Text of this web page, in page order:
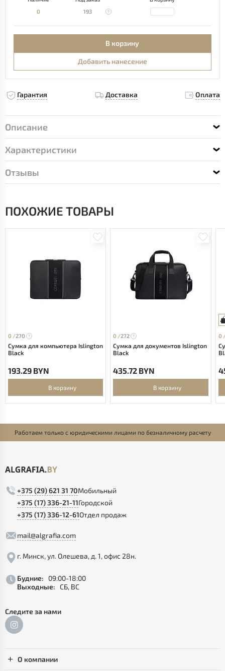
0
193
В корзину
Добавить нанесение
Гарантия Доставка Оплата
Описание
Характеристики
Отзывы
ПОХОЖИЕ ТОВАРЫ
0 /270
Сумка для компьютера Islington
Black
193.29 BYN
В корзину
0 /272
Сумка для документов Islington
Black
435.72 BYN
В корзину
0
Работаем только с юридическими лицами по безналичному расчету
+375 (29) 621 31 70Мобильный
+375 (17) 336-21-11Городской
+375 (17) 336-12-61Отдел продаж
mail@algrafia.com
г. Минск, ул. Олешева, д. 1, офис 28н.
Будние:
09:00-18:00
Выходные: СБ, ВС
Следите за нами
О компании